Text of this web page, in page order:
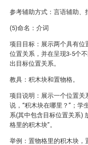
参考辅助方式：言语辅助、
(5)命名：介词
项目目标：展示两个具有位
位置关系，并在呈现3-5个
出目标位置关系。
教具：积木块和置物格。
项目说明：展示一个位置关
说，“积木块在哪里？”；学
系(其中包含目标位置关系)
格里的积木块”。
举例：置物格里的积木块，